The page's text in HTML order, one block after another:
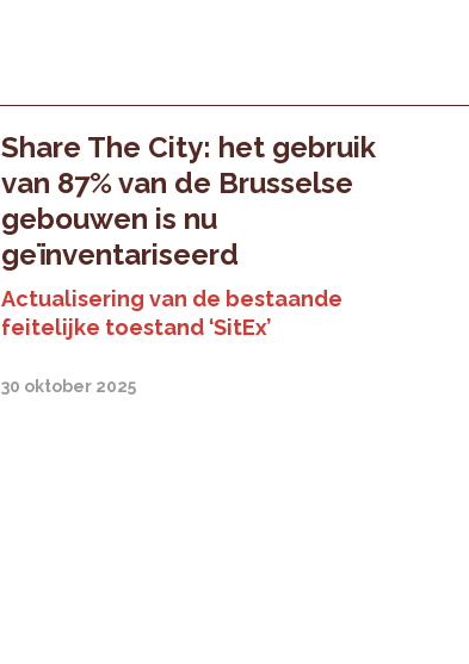
Share The City: het gebruik
van 87% van de Brusselse
gebouwen is nu
geïnventariseerd
Actualisering van de bestaande
feitelijke toestand ‘SitEx’
30 oktober 2025